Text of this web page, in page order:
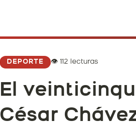
DEPORTE 👁️ 112 lecturas
El
César